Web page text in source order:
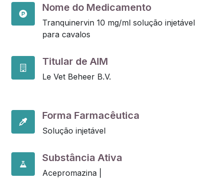
Nome do Medicamento
Tranquinervin 10 mg/ml solução injetável
para cavalos
Titular de AIM
Le Vet Beheer B.V.
Forma Farmacêutica
Solução injetável
Substância Ativa
Acepromazina |